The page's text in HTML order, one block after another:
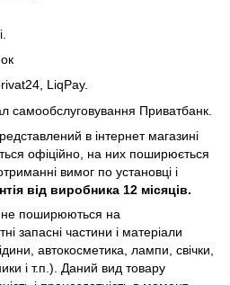
LiqPay.
самообслуговування Приватбанк.
в інтернет магазині
офіційно, на них поширюється
вимог по установці і
від виробника 12 місяців.
не поширюються на
запасні частини і матеріали
автокосметика, лампи, свічки,
і т.п.). Даний вид товару